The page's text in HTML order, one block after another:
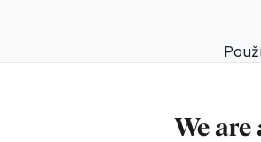
We are